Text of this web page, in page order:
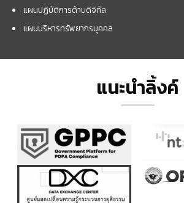
แผนปฏิบัติการด้านดิจิทัล
แผนบริหารทรัพยากรบุคคล
แนะนำลิ้งค์